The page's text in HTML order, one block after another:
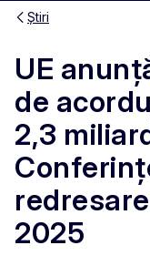
Știri
UE
de
2,3
2025